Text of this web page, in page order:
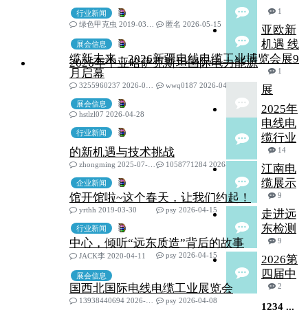
行业新闻
1
绿色甲克虫 2019-03-25
匿名 2026-05-15
展会信息
亚欧新
机遇 线
缆新未来：2026新疆电线电缆工业博览会展9
月启幕
1
3255960237 2026-02-02
wwq0187 2026-04-30
展会信息
2026年中亚哈萨克斯坦国际电力能源
展
hstlzl07 2026-04-28
行业新闻
2025年
电线电
缆行业
的新机遇与技术挑战
14
zhongming 2025-07-19
1058771284 2026-04-17
企业新闻
江南电
缆展示
馆开馆啦~这个春天，让我们约起！
9
yrthh 2019-03-30
psy 2026-04-15
行业新闻
走进远
东检测
中心，倾听“远东质造”背后的故事
9
JACK李 2020-04-11
psy 2026-04-15
展会信息
2026第
四届中
国西北国际电线电缆工业展览会
2
13938440694 2026-03-11
psy 2026-04-08
1234 ...